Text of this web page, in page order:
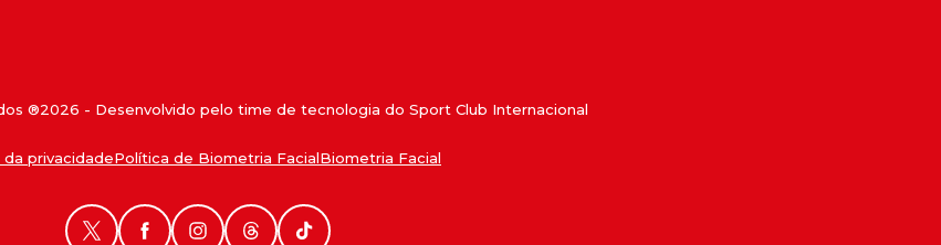
®2026 - Desenvolvido pelo time de tecnologia do Sport Club Internacional
da privacidadePolítica de Biometria FacialBiometria Facial